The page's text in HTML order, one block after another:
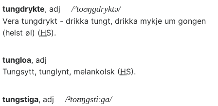
tungdrykte, adj
/²toʊŋgdryktə/
Vera tungdrykt - drikka tungt, drikka mykje um gongen
(helst øl) (HS).
tungloa, adj
Tungsytt, tunglynt, melankolsk (HS).
tungstiga, adj
/²toʊŋgstiːga/